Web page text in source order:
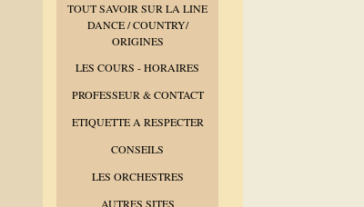
TOUT SAVOIR SUR LA LINE
DANCE / COUNTRY/
ORIGINES
LES COURS - HORAIRES
PROFESSEUR & CONTACT
ETIQUETTE A RESPECTER
CONSEILS
LES ORCHESTRES
AUTRES SITES